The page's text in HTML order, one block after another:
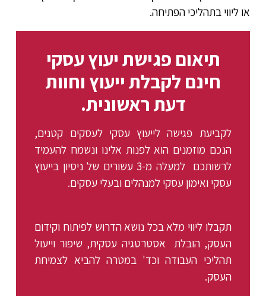
או ליווי בתהליכי הפתיחה.
תיאום פגישת יעוץ עסקי
חינם לקבלת ייעוץ וחוות
דעת ראשונית.
לקביעת פגישה לייעוץ עסקי לעסקים קטנים,
הנכם מוזמנים הוא לפנות אלינו ונשמח להעמיד
לרשותכם למעלה מ-3 עשורים של ניסיון בייעוץ
עסקי ואימון עסקי למנהלים ובעלי עסקים.
תקבלו ליווי מלא בכל נושא הדרוש לפיתוח וקידום
העסק, הובלת אסטרטגיה עסקית, שיפור וייעול
תהליכי העבודה וכד' במטרה להביא לצמיחת
העסק.